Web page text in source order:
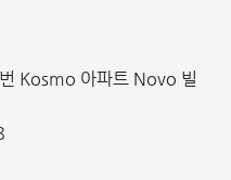
에 의해 결정됩니다.
Kosmo 아파트 Novo 빌